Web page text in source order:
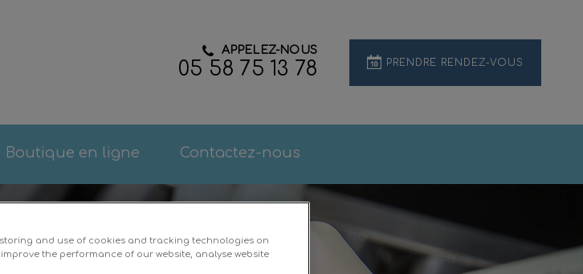
APPELEZ-NOUS
05 58 75 13 78 PRENDRE RENDEZ-VOUS
Boutique en ligne Contactez-nous
storing and use of cookies and tracking technologies on
the performance of our website, analyse website